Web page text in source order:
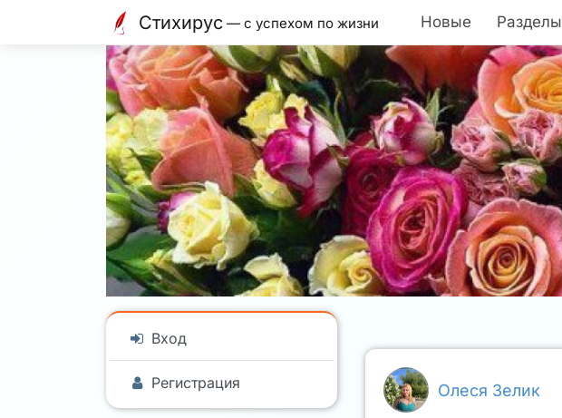
Стихирус — с успехом по жизни Новые Разделы
Вход
Регистрация Олеся Зелик